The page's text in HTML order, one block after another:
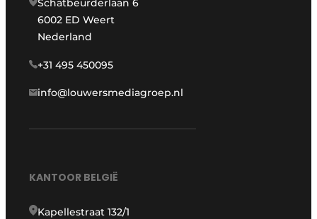
Schatbeurderlaan 6
6002 ED Weert
Nederland
+31 495 450095
info@louwersmediagroep.nl
KANTOOR BELGIË
Kapellestraat 132/1